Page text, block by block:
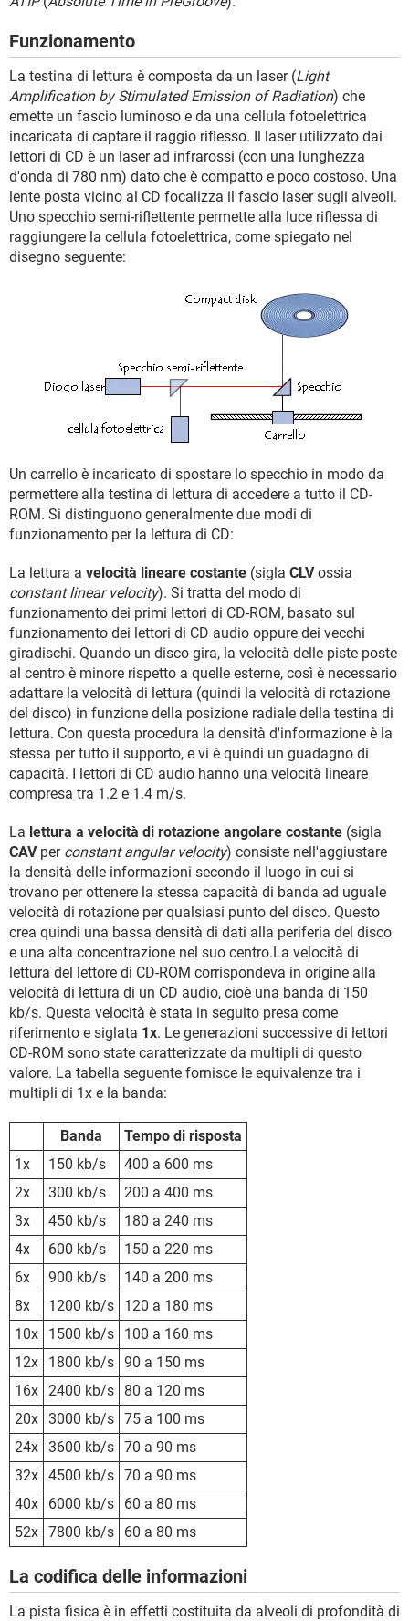
Funzionamento
La testina di lettura è composta da un laser (Light
Amplification by Stimulated Emission of Radiation) che
emette un fascio luminoso e da una cellula fotoelettrica
incaricata di captare il raggio riflesso. Il laser utilizzato dai
lettori di CD è un laser ad infrarossi (con una lunghezza
d'onda di 780 nm) dato che è compatto e poco costoso. Una
lente posta vicino al CD focalizza il fascio laser sugli alveoli.
Uno specchio semi-riflettente permette alla luce riflessa di
raggiungere la cellula fotoelettrica, come spiegato nel
disegno seguente:
Un carrello è incaricato di spostare lo specchio in modo da
permettere alla testina di lettura di accedere a tutto il CD-
ROM. Si distinguono generalmente due modi di
funzionamento per la lettura di CD:
La lettura a velocità lineare costante (sigla CLVossia
constant linear velocity). Si tratta del modo di
funzionamento dei primi lettori di CD-ROM, basato sul
funzionamento dei lettori di CD audio oppure dei vecchi
giradischi. Quando un disco gira, la velocità delle piste poste
al centro è minore rispetto a quelle esterne, così è necessario
adattare la velocità di lettura (quindi la velocità di rotazione
del disco) in funzione della posizione radiale della testina di
lettura. Con questa procedura la densità d'informazione è la
stessa per tutto il supporto, e vi è quindi un guadagno di
capacità. I lettori di CD audio hanno una velocità lineare
compresa tra 1.2 e 1.4 m/s.
La lettura a velocità di rotazione angolare costante (sigla
CAVper constant angular velocity) consiste nell'aggiustare
la densità delle informazioni secondo il luogo in cui si
trovano per ottenere la stessa capacità di banda ad uguale
velocità di rotazione per qualsiasi punto del disco. Questo
crea quindi una bassa densità di dati alla periferia del disco
e una alta concentrazione nel suo centro.La velocità di
lettura del lettore di CD-ROM corrispondeva in origine alla
velocità di lettura di un CD audio, cioè una banda di 150
kb/s. Questa velocità è stata in seguito presa come
riferimento e siglata 1x. Le generazioni successive di lettori
CD-ROM sono state caratterizzate da multipli di questo
valore. La tabella seguente fornisce le equivalenze tra i
multipli di 1x e la banda:
Banda
Tempo di risposta
1x
150 kb/s
400 a 600 ms
2x
300 kb/s
200 a 400 ms
3x
450 kb/s
180 a 240 ms
4x
600 kb/s
150 a 220 ms
6x
900 kb/s
140 a 200 ms
8x
1200 kb/s
120 a 180 ms
10x
1500 kb/s
100 a 160 ms
12x
1800 kb/s 90 a 150 ms
16x 2400 kb/s
80 a 120 ms
20x 3000 kb/s 75 a 100 ms
24x 3600 kb/s 70 a 90 ms
32x 4500 kb/s 70 a 90 ms
40x
6000 kb/s
60 a 80 ms
52x 7800 kb/s 60 a 80 ms
La codifica delle informazioni
La pista fisica è in effetti costituita da alveoli di profondità di